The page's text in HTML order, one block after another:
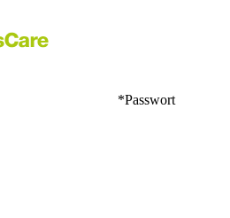
*Passwort